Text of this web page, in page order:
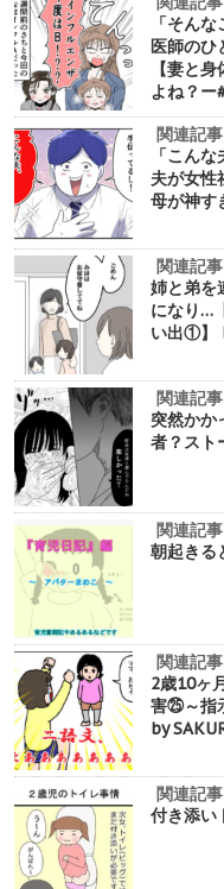
「そん
医師のひ
【妻と
よね？ー
関連記
「こん
夫が女性
母が神す
関連記
姉と弟を
になり…
い出①】
関連記
突然かか
者？スト
関連記
朝起きる
関連記
2歳10ヶ
害㉕～指
by
関連記
付き添い